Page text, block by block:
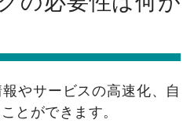
やサービスの高速化、自
とができます。